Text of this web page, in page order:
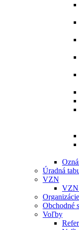
Úradná
VZN
VZN
Obchodné
Voľby